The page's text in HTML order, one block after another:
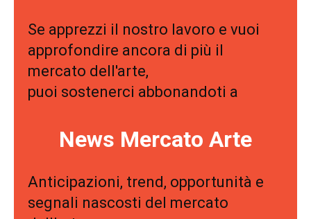
Se apprezzi il nostro lavoro e vuoi
approfondire ancora di più il
mercato dell'arte,
puoi sostenerci abbonandoti a
News Mercato Arte
Anticipazioni, trend, opportunità e
segnali nascosti del mercato